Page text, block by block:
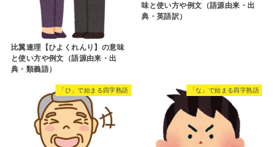
比翼連理【ひよくれんり】の意味
と使い方や例文（語源由来・出
典・類義語）
味と使い方や例文（語源由来・出
典・英語訳）
「ひ」で始まる四字熟語 「な」で始まる四字熟語